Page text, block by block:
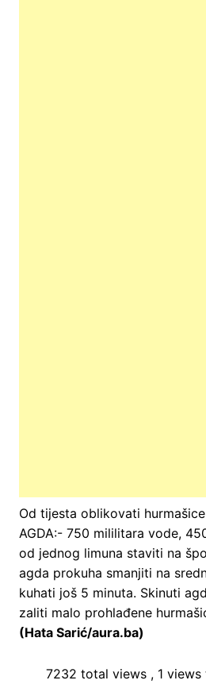
Od tijesta oblikovati
AGDA:- 750 mililitara vode,
od jednog limuna staviti na
agda prokuha smanjiti na
kuhati još 5 minuta. Skinuti
zaliti malo prohlađene
(Hata Sarić/aura.ba)
7232 total views , 1